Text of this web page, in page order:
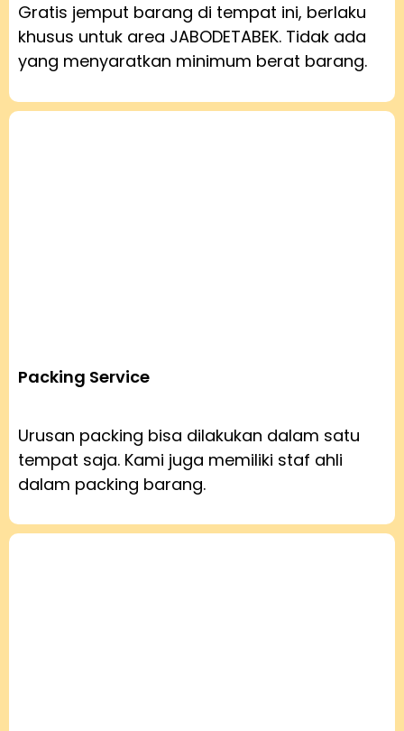
Gratis jemput barang di tempat ini, berlaku
khusus untuk area JABODETABEK. Tidak ada
yang menyaratkan minimum berat barang.
Packing Service
Urusan packing bisa dilakukan dalam satu
tempat saja. Kami juga memiliki staf ahli
dalam packing barang.